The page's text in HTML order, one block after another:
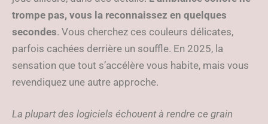
trompe pas, vous la reconnaissez en quelques
secondes. Vous cherchez ces couleurs délicates,
parfois cachées derrière un souffle. En 2025, la
sensation que tout s’accélère vous habite, mais vous
revendiquez une autre approche.
La plupart des logiciels échouent à rendre ce grain